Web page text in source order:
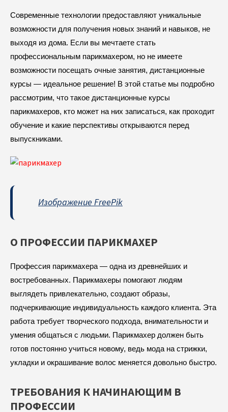
Современные технологии предоставляют уникальные
возможности для получения новых знаний и навыков, не
выходя из дома. Если вы мечтаете стать
профессиональным парикмахером, но не имеете
возможности посещать очные занятия, дистанционные
курсы — идеальное решение! В этой статье мы подробно
рассмотрим, что такое дистанционные курсы
парикмахеров, кто может на них записаться, как проходит
обучение и какие перспективы открываются перед
выпускниками.
Изображение FreePik
О ПРОФЕССИИ ПАРИКМАХЕР
Профессия парикмахера — одна из древнейших и
востребованных. Парикмахеры помогают людям
выглядеть привлекательно, создают образы,
подчеркивающие индивидуальность каждого клиента. Эта
работа требует творческого подхода, внимательности и
умения общаться с людьми. Парикмахер должен быть
готов постоянно учиться новому, ведь мода на стрижки,
укладки и окрашивание волос меняется довольно быстро.
ТРЕБОВАНИЯ К НАЧИНАЮЩИМ В
ПРОФЕССИИ